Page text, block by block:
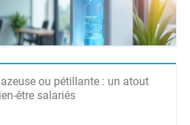
ou pétillante : un atout
être salariés